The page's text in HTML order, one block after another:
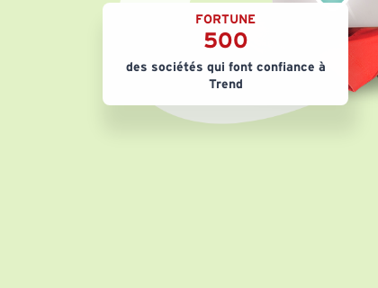
FORTUNE
500
des sociétés qui font confiance à
Trend